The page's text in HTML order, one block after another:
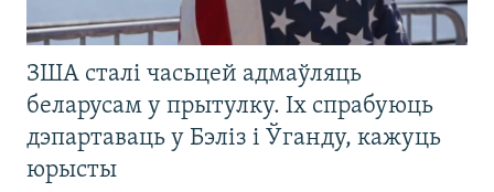
ЗША сталі часьцей адмаўляць
беларусам у прытулку. Іх спрабуюць
дэпартаваць у Бэліз і Ўганду, кажуць
юрысты